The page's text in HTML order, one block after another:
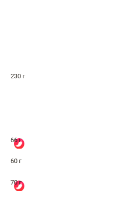
230 г
66 г
60 г
70 г